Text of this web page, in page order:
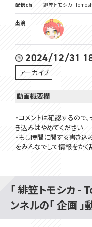
配信ch 緋笠トモシカ -
出演
2024/12/31
アーカイブ
動画概要欄
・コメントは確認するので
き込みはやめてください
・もし時間に関する書き
をみんなでして情報をかく
▽▽▽
はじめまして！VOMSの緋笠
「 緋笠トモシカ
ンネルの「 企画 」